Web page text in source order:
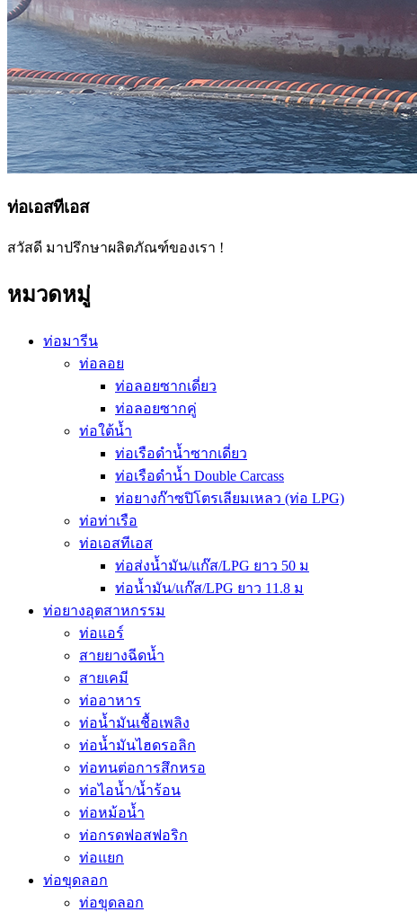
ท่อเอสทีเอส
สวัสดี มาปรึกษาผลิตภัณฑ์ของเรา !
หมวดหมู่
ท่อมารีน
ท่อลอย
ท่อลอยซากเดี่ยว
ท่อลอยซากคู่
ท่อใต้น้ำ
ท่อเรือดำน้ำซากเดี่ยว
ท่อเรือดำน้ำ Double Carcass
ท่อยางก๊าซปิโตรเลียมเหลว (ท่อ LPG)
ท่อท่าเรือ
ท่อเอสทีเอส
ท่อส่งน้ำมัน/แก๊ส/LPG ยาว 50 ม
ท่อน้ำมัน/แก๊ส/LPG ยาว 11.8 ม
ท่อยางอุตสาหกรรม
ท่อแอร์
สายยางฉีดน้ำ
สายเคมี
ท่ออาหาร
ท่อน้ำมันเชื้อเพลิง
ท่อน้ำมันไฮดรอลิก
ท่อทนต่อการสึกหรอ
ท่อไอน้ำ/น้ำร้อน
ท่อหม้อน้ำ
ท่อกรดฟอสฟอริก
ท่อแยก
ท่อขุดลอก
ท่อขุดลอก